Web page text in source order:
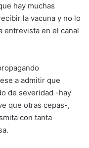
hay muchas
la vacuna y no lo
entrevista en el canal
a admitir que
de severidad -hay
que otras cepas-,
con tanta